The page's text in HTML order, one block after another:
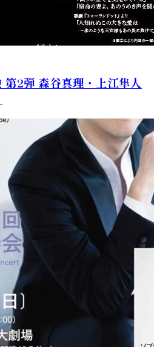
2弾 森谷真理・上江隼人